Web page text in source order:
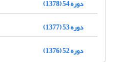
دوره 54 (1378)
دوره 53 (1377)
دوره 52 (1376)